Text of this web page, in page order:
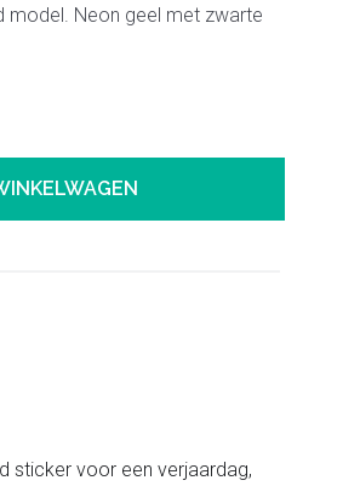
model. Neon geel met zwarte
sticker voor een verjaardag,